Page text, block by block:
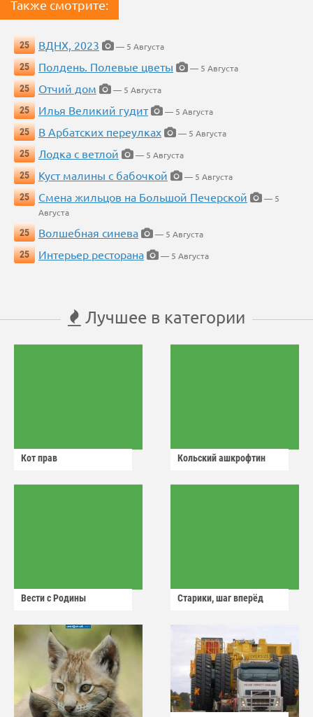
Также смотрите:
25 ВДНХ, 2023
— 5 Августа
25
Полдень. Полевые цветы
— 5 Августа
25
Отчий дом
— 5 Августа
25
Илья Великий гудит
— 5 Августа
25
В Арбатских переулках
— 5 Августа
25
Лодка с ветлой
— 5 Августа
25
Куст малины с бабочкой
— 5 Августа
25
Смена жильцов на Большой Печерской
— 5
Августа
25
Волшебная синева
— 5 Августа
25
Интерьер ресторана — 5 Августа
Лучшее в категории
Кот прав Кольский ашкрофтин
Вести с Родины Старики, шаг вперёд